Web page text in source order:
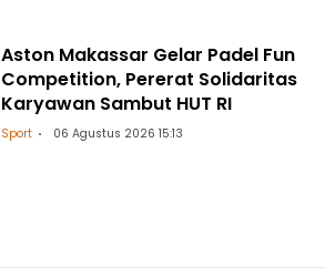
Aston Makassar Gelar Padel Fun
Competition, Pererat Solidaritas
Karyawan Sambut HUT RI
Sport 06 Agustus 2026 15:13